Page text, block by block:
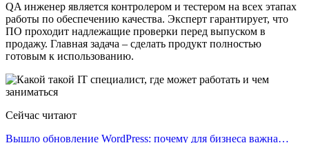
QA инженер является контролером и тестером на всех этапах
работы по обеспечению качества. Эксперт гарантирует, что
ПО проходит надлежащие проверки перед выпуском в
продажу. Главная задача – сделать продукт полностью
готовым к использованию.
Сейчас читают
Вышло обновление WordPress: почему для бизнеса важна…